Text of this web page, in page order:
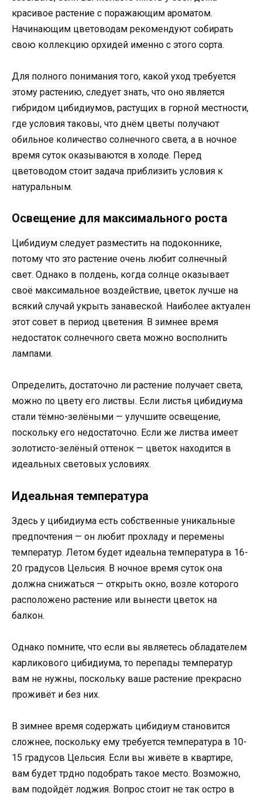
красивое растение с поражающим ароматом.
Начинающим цветоводам рекомендуют собирать
свою коллекцию орхидей именно с этого сорта.
Для полного понимания того, какой уход требуется
этому растению, следует знать, что оно является
гибридом цибидиумов, растущих в горной местности,
где условия таковы, что днём цветы получают
обильное количество солнечного света, а в ночное
время суток оказываются в холоде. Перед
цветоводом стоит задача приблизить условия к
натуральным.
Освещение для максимального роста
Цибидиум следует разместить на подоконнике,
потому что это растение очень любит солнечный
свет. Однако в полдень, когда солнце оказывает
своё максимальное воздействие, цветок лучше на
всякий случай укрыть занавеской. Наиболее актуален
этот совет в период цветения. В зимнее время
недостаток солнечного света можно восполнить
лампами.
Определить, достаточно ли растение получает света,
можно по цвету его листвы. Если листья цибидиума
стали тёмно-зелёными — улучшите освещение,
поскольку его недостаточно. Если же листва имеет
золотисто-зелёный оттенок — цветок находится в
идеальных световых условиях.
Идеальная температура
Здесь у цибидиума есть собственные уникальные
предпочтения — он любит прохладу и перемены
температур. Летом будет идеальна температура в 16-
20 градусов Цельсия. В ночное время суток она
должна снижаться — открыть окно, возле которого
расположено растение или вынести цветок на
балкон.
Однако помните, что если вы являетесь обладателем
карликового цибидиума, то перепады температур
вам не нужны, поскольку ваше растение прекрасно
проживёт и без них.
В зимнее время содержать цибидиум становится
сложнее, поскольку ему требуется температура в 10-
15 градусов Цельсия. Если вы живёте в квартире,
вам будет трдно подобрать такое место. Возможно,
вам подойдёт лоджия. Вопрос стоит не так остро в